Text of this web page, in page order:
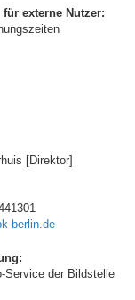
externe Nutzer:
[Direktor]
berlin.de
Service der Bildstelle